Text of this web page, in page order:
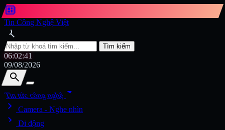
developer_board
Tin Công Nghệ Việt
search
Tìm kiếm
06:02:43
09/08/2026
search
search
Tin tức công nghệarrow_drop_down
chevron_right
Camera - Nghe nhìn
chevron_right Di động